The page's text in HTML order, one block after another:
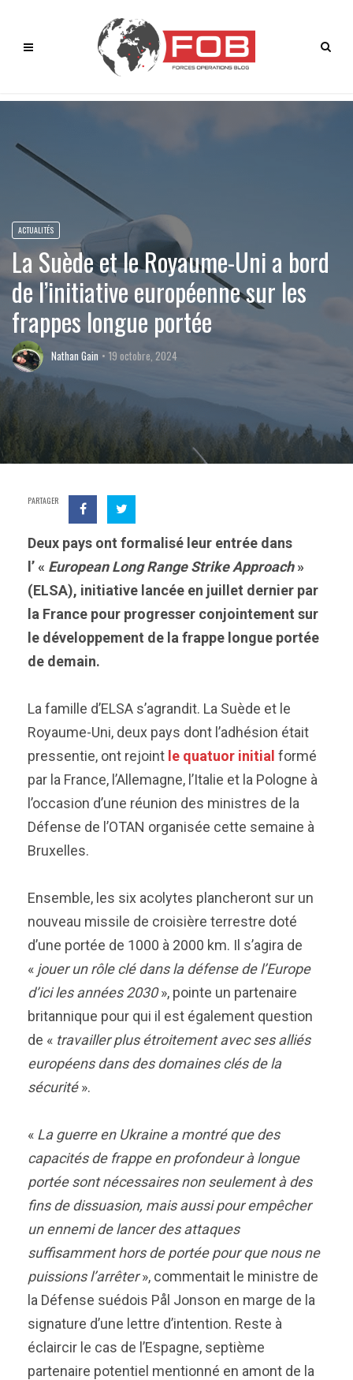
ACTUALITÉS
La Suède et le Royaume-Uni a bord
de l’initiative européenne sur les
frappes longue portée
Nathan Gain 19 octobre, 2024
PARTAGER
Deux pays ont formalisé leur entrée dans
l’ « European Long Range Strike Approach»
(ELSA), initiative lancée en juillet dernier par
la France pour progresser conjointement sur
le développement de la frappe longue portée
de demain.
La famille d’ELSA s’agrandit. La Suède et le
Royaume-Uni, deux pays dont l’adhésion était
pressentie, ont rejoint le quatuor initial formé
par la France, l’Allemagne, l’Italie et la Pologne à
l’occasion d’une réunion des ministres de la
Défense de l’OTAN organisée cette semaine à
Bruxelles.
Ensemble, les six acolytes plancheront sur un
nouveau missile de croisière terrestre doté
d’une portée de 1000 à 2000 km. Il s’agira de
« jouer un rôle clé dans la défense de l’Europe
d’ici les années 2030», pointe un partenaire
britannique pour qui il est également question
de « travailler plus étroitement avec ses alliés
européens dans des domaines clés de la
sécurité».
« La guerre en Ukraine a montré que des
capacités de frappe en profondeur à longue
portée sont nécessaires non seulement à des
fins de dissuasion, mais aussi pour empêcher
un ennemi de lancer des attaques
suffisamment hors de portée pour que nous ne
puissions l’arrêter», commentait le ministre de
la Défense suédois Pål Jonson en marge de la
signature d’une lettre d’intention. Reste à
éclaircir le cas de l’Espagne, septième
partenaire potentiel mentionné en amont de la